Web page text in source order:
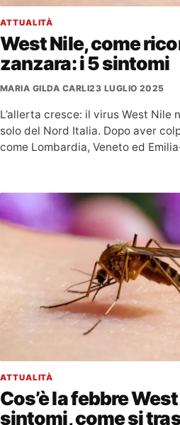
ATTUALITÀ
West Nile, come
zanzara: i 5 sintomi
MARIA GILDA CARLI23 LUGLIO 2025
L’allerta cresce: il virus West Nile
solo del Nord Italia. Dopo aver
come Lombardia, Veneto ed
ATTUALITÀ
Cos’è la febbre
sintomi, come si